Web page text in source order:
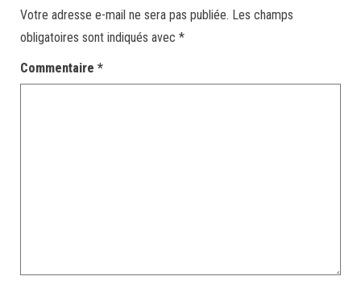
Votre adresse e-mail ne sera pas publiée. Les champs
obligatoires sont indiqués avec *
Commentaire *